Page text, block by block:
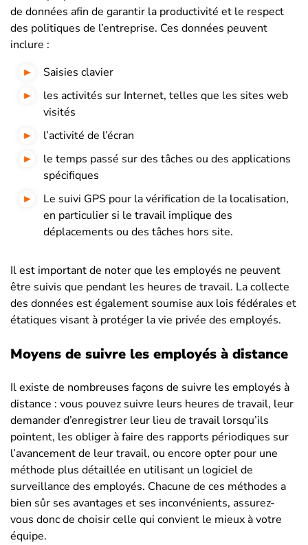
de données afin de garantir la productivité et le respect
des politiques de l’entreprise. Ces données peuvent
inclure :
Saisies clavier
les activités sur Internet, telles que les sites web
visités
l’activité de l’écran
le temps passé sur des tâches ou des applications
spécifiques
Le suivi GPS pour la vérification de la localisation,
en particulier si le travail implique des
déplacements ou des tâches hors site.
Il est important de noter que les employés ne peuvent
être suivis que pendant les heures de travail. La collecte
des données est également soumise aux lois fédérales et
étatiques visant à protéger la vie privée des employés.
Moyens de suivre les employés à distance
Il existe de nombreuses façons de suivre les employés à
distance : vous pouvez suivre leurs heures de travail, leur
demander d’enregistrer leur lieu de travail lorsqu’ils
pointent, les obliger à faire des rapports périodiques sur
l’avancement de leur travail, ou encore opter pour une
méthode plus détaillée en utilisant un logiciel de
surveillance des employés. Chacune de ces méthodes a
bien sûr ses avantages et ses inconvénients, assurez-
vous donc de choisir celle qui convient le mieux à votre
équipe.